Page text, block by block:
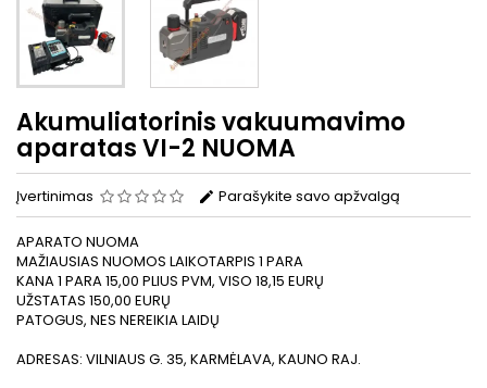
Akumuliatorinis vakuumavimo
aparatas VI-2 NUOMA
Įvertinimas Parašykite savo apžvalgą
APARATO NUOMA
MAŽIAUSIAS NUOMOS LAIKOTARPIS 1 PARA
KANA 1 PARA 15,00 PLIUS PVM, VISO 18,15 EURŲ
UŽSTATAS 150,00 EURŲ
PATOGUS, NES NEREIKIA LAIDŲ
ADRESAS: VILNIAUS G. 35, KARMĖLAVA, KAUNO RAJ.